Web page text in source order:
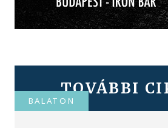
TOVÁBBI
BALATON